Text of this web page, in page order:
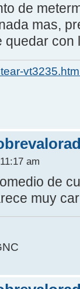
de
mas,
quedar
am
de
muy